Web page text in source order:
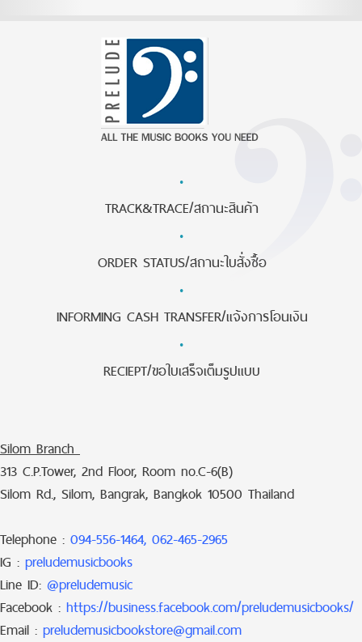
·
TRACK&TRACE/สถานะสินค้า
·
ORDER STATUS/สถานะใบสั่งซื้อ
·
INFORMING CASH TRANSFER/แจ้งการโอนเงิน
·
RECIEPT/ขอใบเสร็จเต็มรูปแบบ
Silom Branch
313 C.P.Tower, 2nd Floor, Room no.C-6(B)
Silom Rd., Silom, Bangrak, Bangkok 10500 Thailand
Telephone : 094-556-1464, 062-465-2965
IG : preludemusicbooks
Line ID: @preludemusic
Facebook : https://business.facebook.com/preludemusicbooks/
Email : preludemusicbookstore@gmail.com